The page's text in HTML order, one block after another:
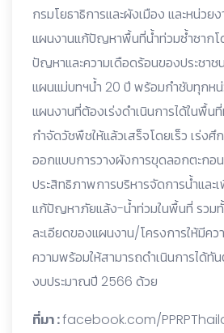
กรมโยธาธิการและผังเมือง และหน่วย
แผนงานแก้ปัญหาพื้นที่น้ำท่วมซ้ำซากโ
ปัญหาและความเดือดร้อนของประชาช
แผนแม่บทฯน้ำ 20 ปี พร้อมกำชับทุกห
แผนงานที่ต้องเร่งดำเนินการได้ในพื้น
กำจัดวัชพืชให้แล้วเสร็จโดยเร็ว เร่งศึ
ออกแบบการวางผังการขุดลอกตะกอ
ประสิทธิภาพการบริหารจัดการน้ำและ
แก้ปัญหาภัยแล้ง-น้ำท่วมในพื้นที่ รวม
ละเอียดของแผนงาน/โครงการให้มีคว
ความพร้อมให้สามารถดำเนินการได้ทั
งบประมาณปี 2566 ด้วย
ที่มา :facebook.com/